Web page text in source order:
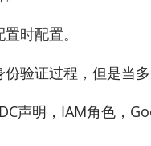
时配置。
验证过程，但是当
声明，IAM角色，